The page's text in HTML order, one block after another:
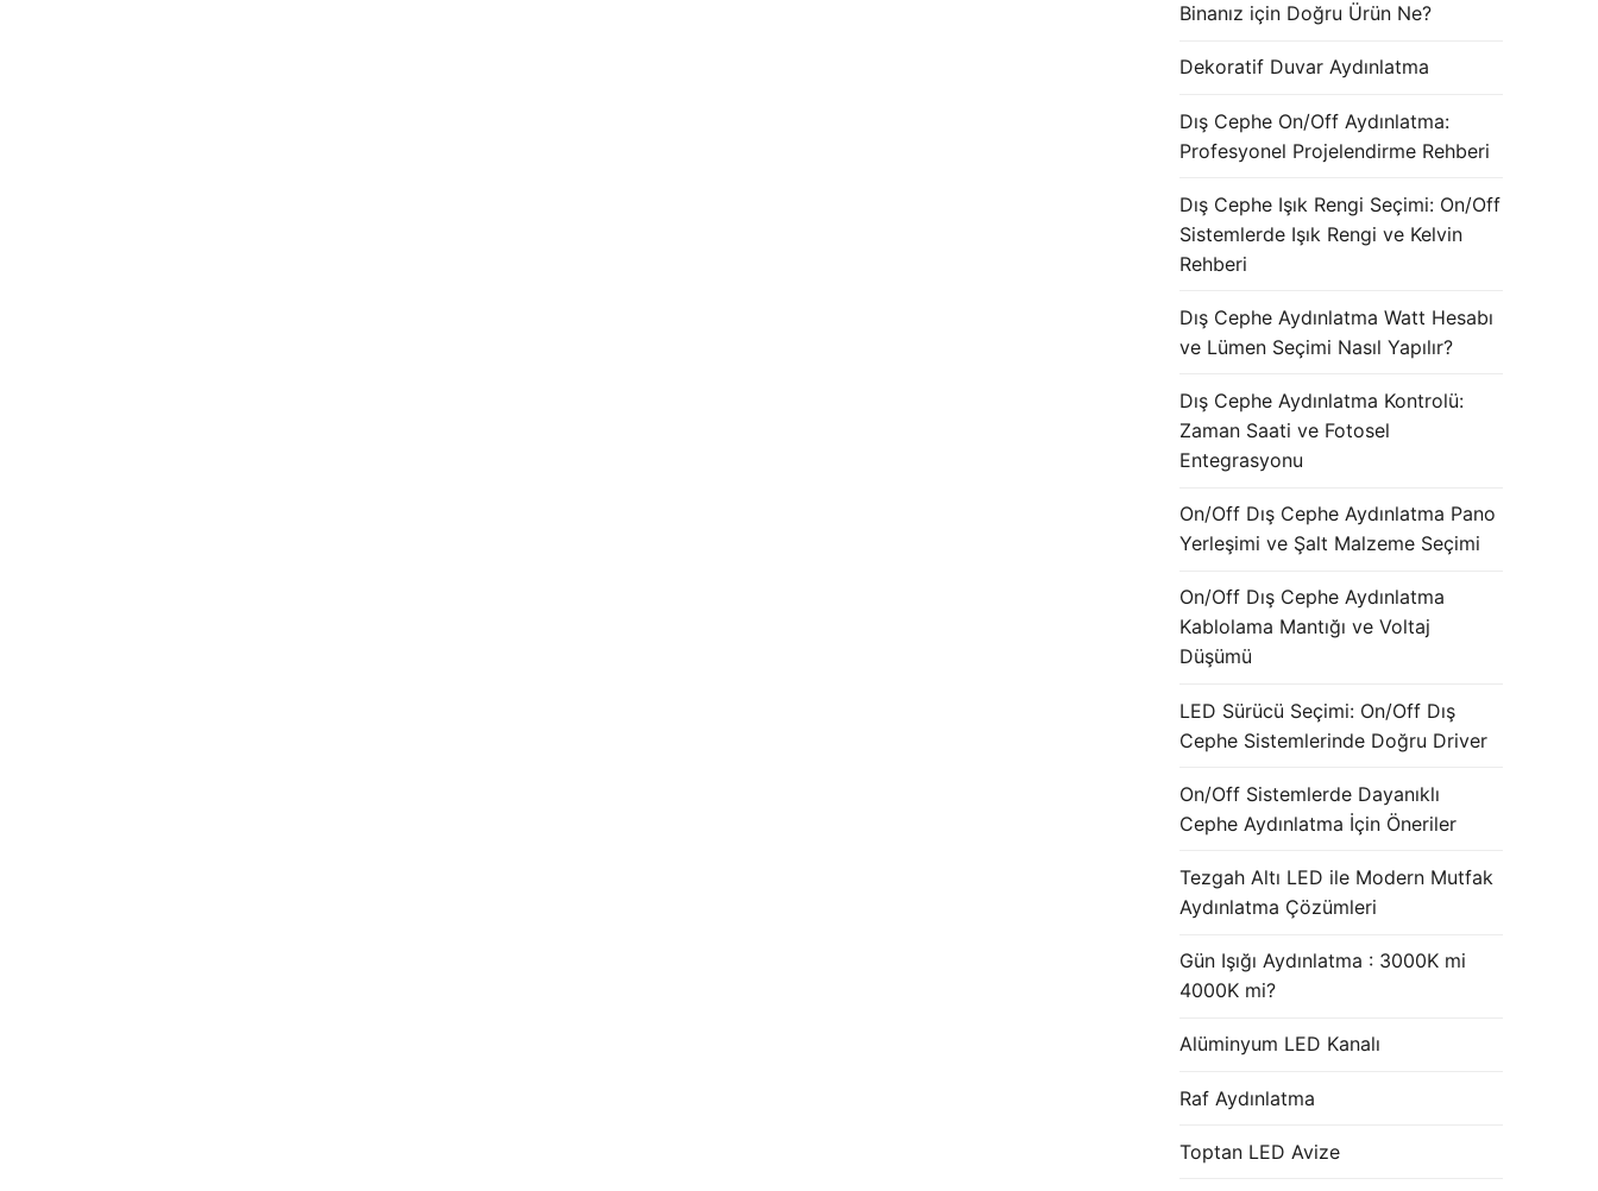
Binanız için Doğru Ürün Ne?
Dekoratif Duvar Aydınlatma
Dış Cephe On/Off Aydınlatma:
Profesyonel Projelendirme Rehberi
Dış Cephe Işık Rengi Seçimi: On/Off
Sistemlerde Işık Rengi ve Kelvin
Rehberi
Dış Cephe Aydınlatma Watt Hesabı
ve Lümen Seçimi Nasıl Yapılır?
Dış Cephe Aydınlatma Kontrolü:
Zaman Saati ve Fotosel
Entegrasyonu
On/Off Dış Cephe Aydınlatma Pano
Yerleşimi ve Şalt Malzeme Seçimi
On/Off Dış Cephe Aydınlatma
Kablolama Mantığı ve Voltaj
Düşümü
LED Sürücü Seçimi: On/Off Dış
Cephe Sistemlerinde Doğru Driver
On/Off Sistemlerde Dayanıklı
Cephe Aydınlatma İçin Öneriler
Tezgah Altı LED ile Modern Mutfak
Aydınlatma Çözümleri
Gün Işığı Aydınlatma : 3000K mi
4000K mi?
Alüminyum LED Kanalı
Raf Aydınlatma
Toptan LED Avize